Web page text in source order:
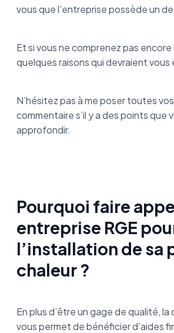
vous que l’entreprise possède un
Et si vous ne comprenez pas
quelques raisons qui devraient vous
N’hésitez pas à me poser toutes
commentaire s’il y a des points que
approfondir.
Pourquoi faire
entreprise RGE
l’installation de sa
chaleur ?
En plus d’être un gage de qualité,
vous permet de bénéficier d’aides